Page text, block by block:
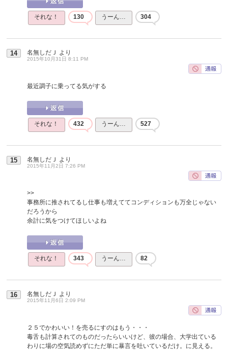
それな！ 130 うーん… 304
14 名無しだＪ より
2015年10月31日 8:11 PM
最近調子に乗ってる気がする
それな！ 432 うーん… 527
15 名無しだＪ より
2015年11月2日 7:26 PM
>>
事務所に推されてるし仕事も増えててコンディションも万全じゃない
だろうから
余計に気をつけてほしいよね
それな！ 343 うーん… 82
16 名無しだＪ より
2015年11月6日 2:09 PM
２５でかわいい！を売るにすのはもう・・・
毒舌も計算されてのものだったらいいけど、彼の場合、大学出ている
わりに場の空気読めずにただ単に暴言を吐いているだけ。に見える。